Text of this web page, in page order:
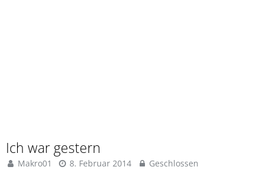
Ich war gestern
Makro01 8. Februar 2014 Geschlossen